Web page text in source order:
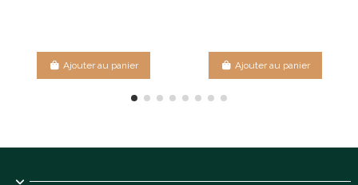
Ajouter au panier Ajouter au panier